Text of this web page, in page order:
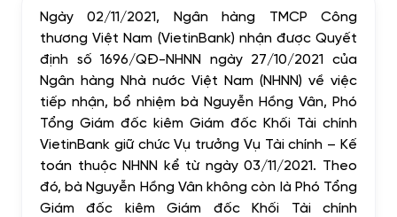
Ngày 02/11/2021, Ngân hàng TMCP Công
thương Việt Nam (VietinBank) nhận được Quyết
định số 1696/QĐ-NHNN ngày 27/10/2021 của
Ngân hàng Nhà nước Việt Nam (NHNN) về việc
tiếp nhận, bổ nhiệm bà Nguyễn Hồng Vân, Phó
Tổng Giám đốc kiêm Giám đốc Khối Tài chính
VietinBank giữ chức Vụ trưởng Vụ Tài chính – Kế
toán thuộc NHNN kể từ ngày 03/11/2021. Theo
đó, bà Nguyễn Hồng Vân không còn là Phó Tổng
Giám đốc kiêm Giám đốc Khối Tài chính